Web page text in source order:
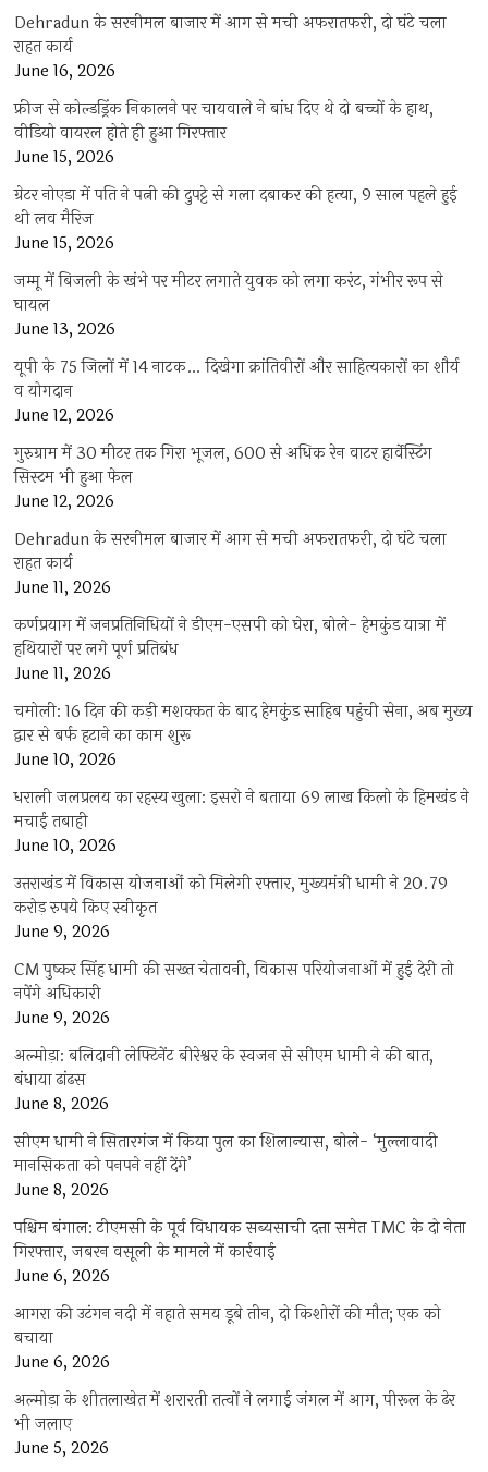
Dehradun के सरनीमल बाजार में आग से मची अफरातफरी, दो घंटे चला
राहत कार्य
June 16, 2026
फ्रीज से कोल्डड्रिंक निकालने पर चायवाले ने बांध दिए थे दो बच्चों के हाथ,
वीडियो वायरल होते ही हुआ गिरफ्तार
June 15, 2026
ग्रेटर नोएडा में पति ने पत्नी की दुपट्टे से गला दबाकर की हत्या, 9 साल पहले हुई
थी लव मैरिज
June 15, 2026
जम्मू में बिजली के खंभे पर मीटर लगाते युवक को लगा करंट, गंभीर रूप से
घायल
June 13, 2026
यूपी के 75 जिलों में 14 नाटक… दिखेगा क्रांतिवीरों और साहित्यकारों का शौर्य
व योगदान
June 12, 2026
गुरुग्राम में 30 मीटर तक गिरा भूजल, 600 से अधिक रेन वाटर हार्वेस्टिंग
सिस्टम भी हुआ फेल
June 12, 2026
Dehradun के सरनीमल बाजार में आग से मची अफरातफरी, दो घंटे चला
राहत कार्य
June 11, 2026
कर्णप्रयाग में जनप्रतिनिधियों ने डीएम-एसपी को घेरा, बोले- हेमकुंड यात्रा में
हथियारों पर लगे पूर्ण प्रतिबंध
June 11, 2026
चमोली: 16 दिन की कड़ी मशक्कत के बाद हेमकुंड साहिब पहुंची सेना, अब मुख्य
द्वार से बर्फ हटाने का काम शुरू
June 10, 2026
धराली जलप्रलय का रहस्य खुला: इसरो ने बताया 69 लाख किलो के हिमखंड ने
मचाई तबाही
June 10, 2026
उत्तराखंड में विकास योजनाओं को मिलेगी रफ्तार, मुख्यमंत्री धामी ने 20.79
करोड़ रुपये किए स्वीकृत
June 9, 2026
CM पुष्कर सिंह धामी की सख्त चेतावनी, विकास परियोजनाओं में हुई देरी तो
नपेंगे अधिकारी
June 9, 2026
अल्मोड़ा: बलिदानी लेफ्टिनेंट बीरेश्वर के स्वजन से सीएम धामी ने की बात,
बंधाया ढांढस
June 8, 2026
सीएम धामी ने सितारगंज में किया पुल का शिलान्यास, बोले- ‘मुल्लावादी
मानसिकता को पनपने नहीं देंगे’
June 8, 2026
पश्चिम बंगाल: टीएमसी के पूर्व विधायक सब्यसाची दत्ता समेत TMC के दो नेता
गिरफ्तार, जबरन वसूली के मामले में कार्रवाई
June 6, 2026
आगरा की उटंगन नदी में नहाते समय डूबे तीन, दो किशोरों की मौत; एक को
बचाया
June 6, 2026
अल्मोड़ा के शीतलाखेत में शरारती तत्वों ने लगाई जंगल में आग, पीरूल के ढेर
भी जलाए
June 5, 2026